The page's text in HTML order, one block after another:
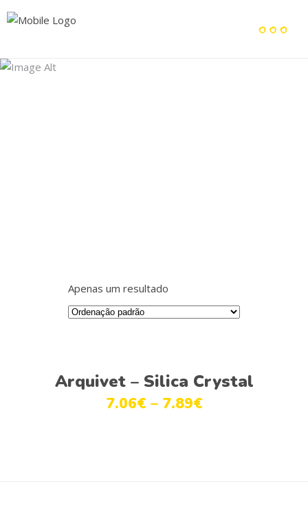
Apenas um resultado
Ver opções
Arquivet – Silica Crystal
7.06€ – 7.89€